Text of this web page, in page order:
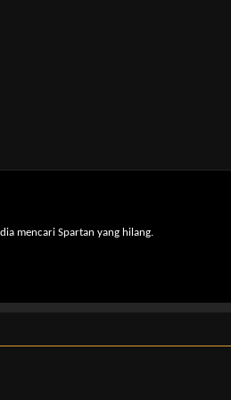
mencari Spartan yang hilang.